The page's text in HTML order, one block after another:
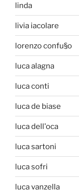
linda
livia iacolare
lorenzo confu§o
luca alagna
luca conti
luca de biase
luca dell'oca
luca sartoni
luca sofri
luca vanzella